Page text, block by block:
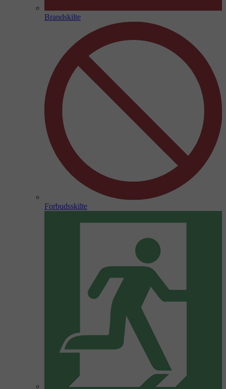
Brandskilte
Forbudsskilte